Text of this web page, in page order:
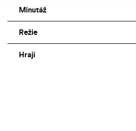
Minutáž
Režie
Hrají